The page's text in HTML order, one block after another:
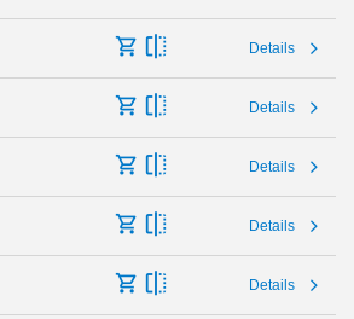
Details
Details
Details
Details
Details